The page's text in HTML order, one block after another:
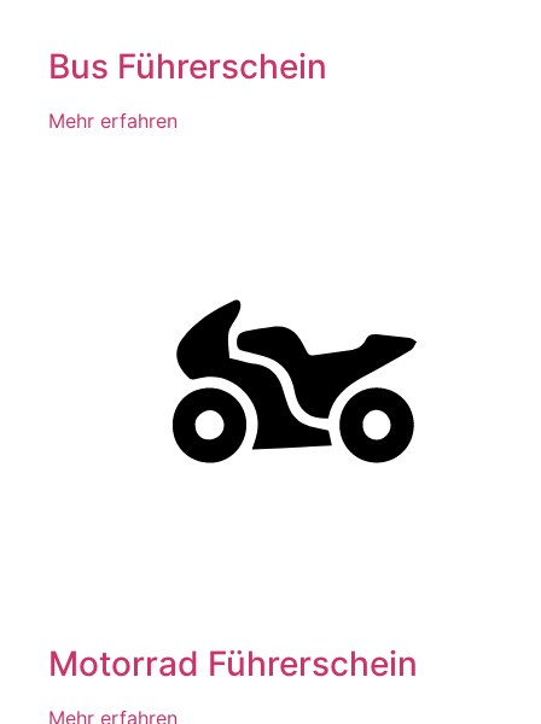
Bus Führerschein
Mehr erfahren
Motorrad Führerschein
Mehr erfahren